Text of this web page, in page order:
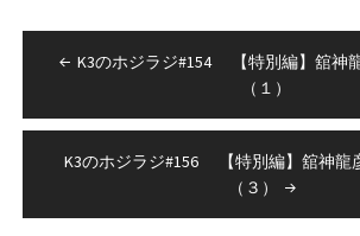
ナ
K3のホジラジ#154 【特別編】舘神
（１）
K3のホジラジ#156 【特別編】舘神龍
（３）